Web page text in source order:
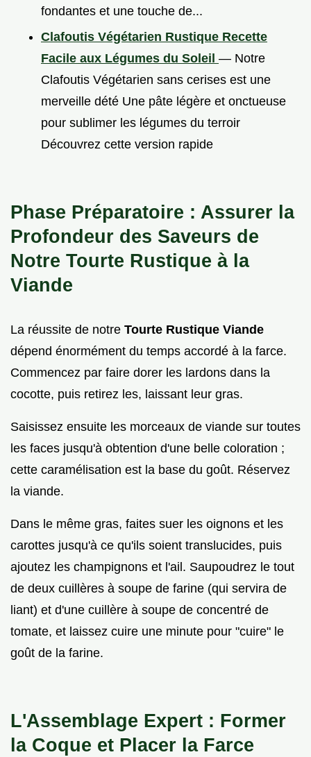
fondantes et une touche de...
Clafoutis Végétarien Rustique Recette
Facile aux Légumes du Soleil — Notre
Clafoutis Végétarien sans cerises est une
merveille dété Une pâte légère et onctueuse
pour sublimer les légumes du terroir
Découvrez cette version rapide
Phase Préparatoire : Assurer la
Profondeur des Saveurs de
Notre Tourte Rustique à la
Viande
La réussite de notre Tourte Rustique Viande
dépend énormément du temps accordé à la farce.
Commencez par faire dorer les lardons dans la
cocotte, puis retirez les, laissant leur gras.
Saisissez ensuite les morceaux de viande sur toutes
les faces jusqu'à obtention d'une belle coloration ;
cette caramélisation est la base du goût. Réservez
la viande.
Dans le même gras, faites suer les oignons et les
carottes jusqu'à ce qu'ils soient translucides, puis
ajoutez les champignons et l'ail. Saupoudrez le tout
de deux cuillères à soupe de farine (qui servira de
liant) et d'une cuillère à soupe de concentré de
tomate, et laissez cuire une minute pour "cuire" le
goût de la farine.
L'Assemblage Expert : Former
la Coque et Placer la Farce